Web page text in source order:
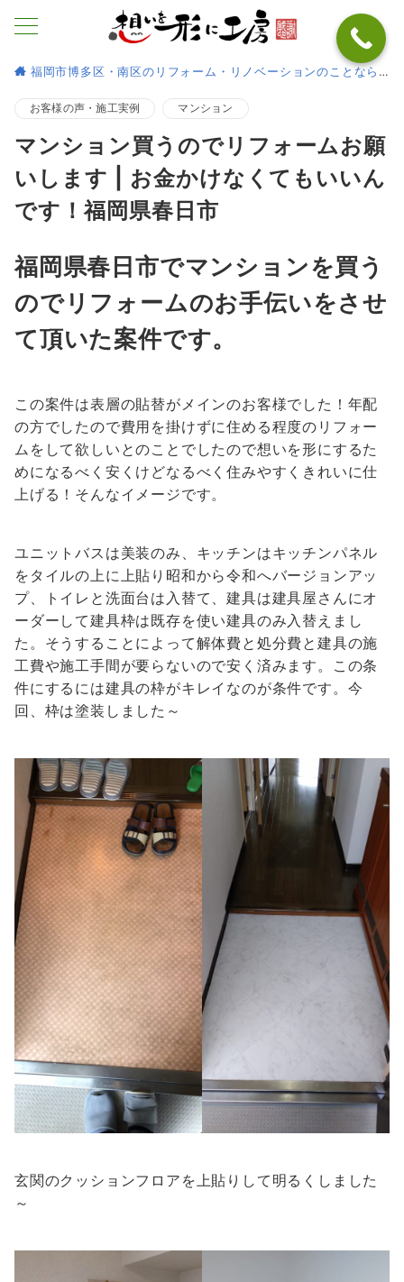
福岡市博多区・南区のリフォーム・リノベーションのことなら
お客様の声・施工実例 マンション
マンション買うのでリフォームお願
いします | お金かけなくてもいいん
です！福岡県春日市
福岡県春日市でマンションを買う
のでリフォームのお手伝いをさせ
て頂いた案件です。
この案件は表層の貼替がメインのお客様でした！年配
の方でしたので費用を掛けずに住める程度のリフォー
ムをして欲しいとのことでしたので想いを形にするた
めになるべく安くけどなるべく住みやすくきれいに仕
上げる！そんなイメージです。
ユニットバスは美装のみ、キッチンはキッチンパネル
をタイルの上に上貼り昭和から令和へバージョンアッ
プ、トイレと洗面台は入替て、建具は建具屋さんにオ
ーダーして建具枠は既存を使い建具のみ入替えまし
た。そうすることによって解体費と処分費と建具の施
工費や施工手間が要らないので安く済みます。この条
件にするには建具の枠がキレイなのが条件です。今
回、枠は塗装しました～
玄関のクッションフロアを上貼りして明るくしました
～